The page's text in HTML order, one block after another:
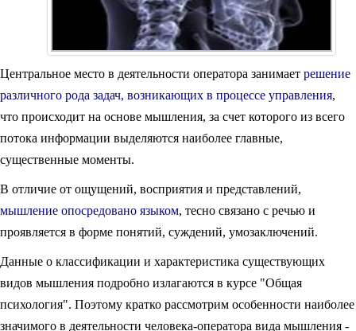
Центральное место в деятельности оператора занимает решение
различного рода задач, возникающих в процессе управления,
что происходит на основе мышления, за счет которого из всего
потока информации выделяются наиболее главные,
существенные моменты.
В отличие от ощущений, восприятия и представлений,
мышление опосредовано языком, тесно связано с речью и
проявляется в форме понятий, суждений, умозаключений.
Данные о классификации и характеристика существующих
видов мышления подробно излагаются в курсе "Общая
психология". Поэтому кратко рассмотрим особенности наиболее
значимого в деятельности человека-оператора вида мышления -